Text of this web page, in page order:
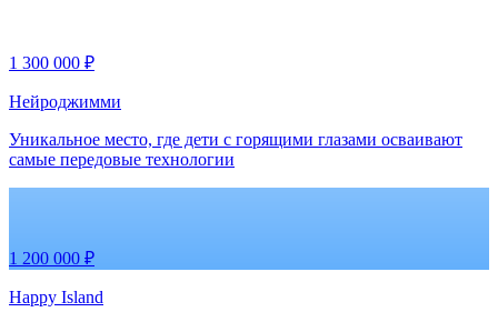
1 300 000 ₽
Нейроджимми
Уникальное место, где дети с горящими глазами осваивают
самые передовые технологии
1 200 000 ₽
Happy Island